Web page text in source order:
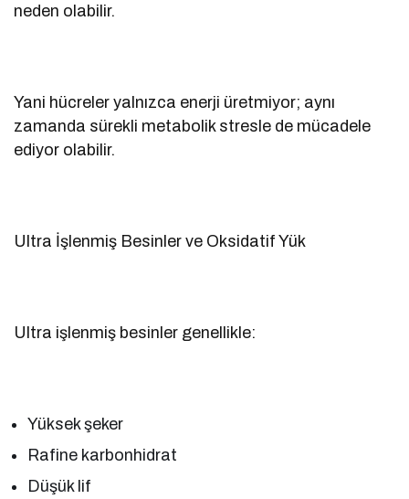
neden olabilir.
Yani hücreler yalnızca enerji üretmiyor; aynı
zamanda sürekli metabolik stresle de mücadele
ediyor olabilir.
Ultra İşlenmiş Besinler ve Oksidatif Yük
Ultra işlenmiş besinler genellikle:
Yüksek şeker
Rafine karbonhidrat
Düşük lif